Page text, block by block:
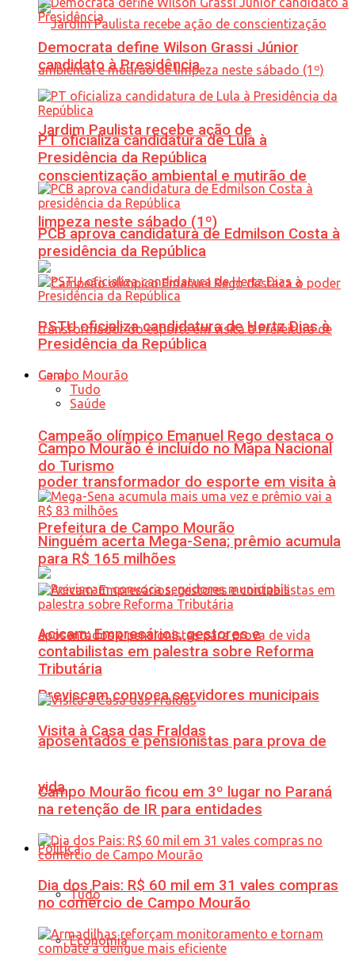
Jardim Paulista recebe ação de
conscientização ambiental e mutirão de
limpeza neste sábado (1º)
Campeão olímpico Emanuel Rego destaca o
poder transformador do esporte em visita à
Prefeitura de Campo Mourão
Previscam convoca servidores municipais
aposentados e pensionistas para prova de
vida
Política
Tudo
Economia
Democrata define Wilson Grassi Júnior
candidato à Presidência
PT oficializa candidatura de Lula à
Presidência da República
PCB aprova candidatura de Edmilson Costa à
presidência da República
PSTU oficializa candidatura de Hertz Dias à
Presidência da República
Geral
Tudo
Saúde
Campo Mourão é incluído no Mapa Nacional
do Turismo
Ninguém acerta Mega-Sena; prêmio acumula
para R$ 165 milhões
Acicam: Empresários, gestores e
contabilistas em palestra sobre Reforma
Tributária
Visita à Casa das Fraldas
Campo Mourão ficou em 3º lugar no Paraná
na retenção de IR para entidades
Dia dos Pais: R$ 60 mil em 31 vales compras
no comércio de Campo Mourão